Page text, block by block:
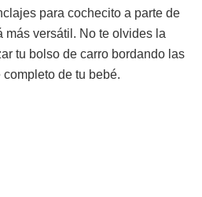
para cochecito a parte de
más versátil. No te olvides la
tu bolso de carro bordando las
de tu bebé.